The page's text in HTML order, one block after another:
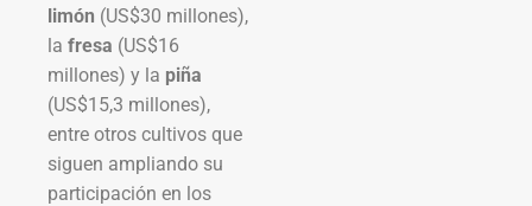
limón (US$30 millones),
la fresa (US$16
millones) y la piña
(US$15,3 millones),
entre otros cultivos que
siguen ampliando su
participación en los